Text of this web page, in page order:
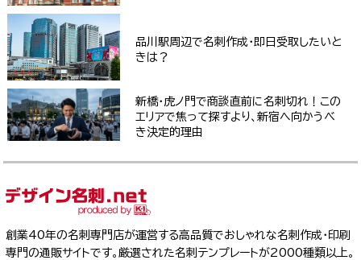
品川駅周辺で名刺作成・即日受取したいと
きは？
新橋・虎ノ門で商談直前に名刺切れ！この
エリアで焦って探すより、新宿へ向かうべ
き決定的理由
創業40年の名刺専門店が運営する高品質でおしゃれな名刺作成・印刷
専門の通販サイトです。厳選された名刺テンプレートが2000種類以上。